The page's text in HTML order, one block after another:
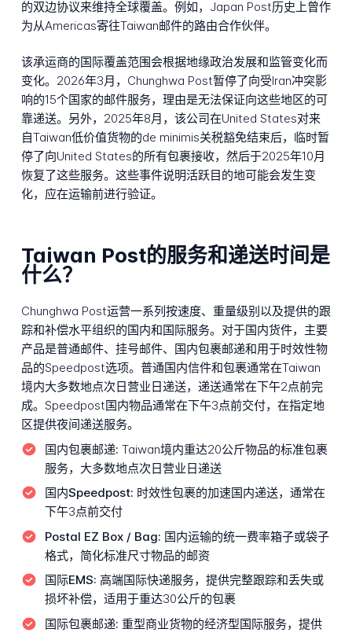
的双边协议来维持全球覆盖。例如，Japan Post历史上曾作
为从Americas寄往Taiwan邮件的路由合作伙伴。
该承运商的国际覆盖范围会根据地缘政治发展和监管变化而
变化。2026年3月，Chunghwa Post暂停了向受Iran冲突影
响的15个国家的邮件服务，理由是无法保证向这些地区的可
靠递送。另外，2025年8月，该公司在United States对来
自Taiwan低价值货物的de minimis关税豁免结束后，临时暂
停了向United States的所有包裹接收，然后于2025年10月
恢复了这些服务。这些事件说明活跃目的地可能会发生变
化，应在运输前进行验证。
Taiwan Post的服务和递送时间是
什么？
Chunghwa Post运营一系列按速度、重量级别以及提供的跟
踪和补偿水平组织的国内和国际服务。对于国内货件，主要
产品是普通邮件、挂号邮件、国内包裹邮递和用于时效性物
品的Speedpost选项。普通国内信件和包裹通常在Taiwan
境内大多数地点次日营业日递送，递送通常在下午2点前完
成。Speedpost国内物品通常在下午3点前交付，在指定地
区提供夜间递送服务。
国内包裹邮递: Taiwan境内重达20公斤物品的标准包裹
服务，大多数地点次日营业日递送
国内Speedpost: 时效性包裹的加速国内递送，通常在
下午3点前交付
Postal EZ Box / Bag: 国内运输的统一费率箱子或袋子
格式，简化标准尺寸物品的邮资
国际EMS: 高端国际快递服务，提供完整跟踪和丢失或
损坏补偿，适用于重达30公斤的包裹
国际包裹邮递: 重型商业货物的经济型国际服务，提供